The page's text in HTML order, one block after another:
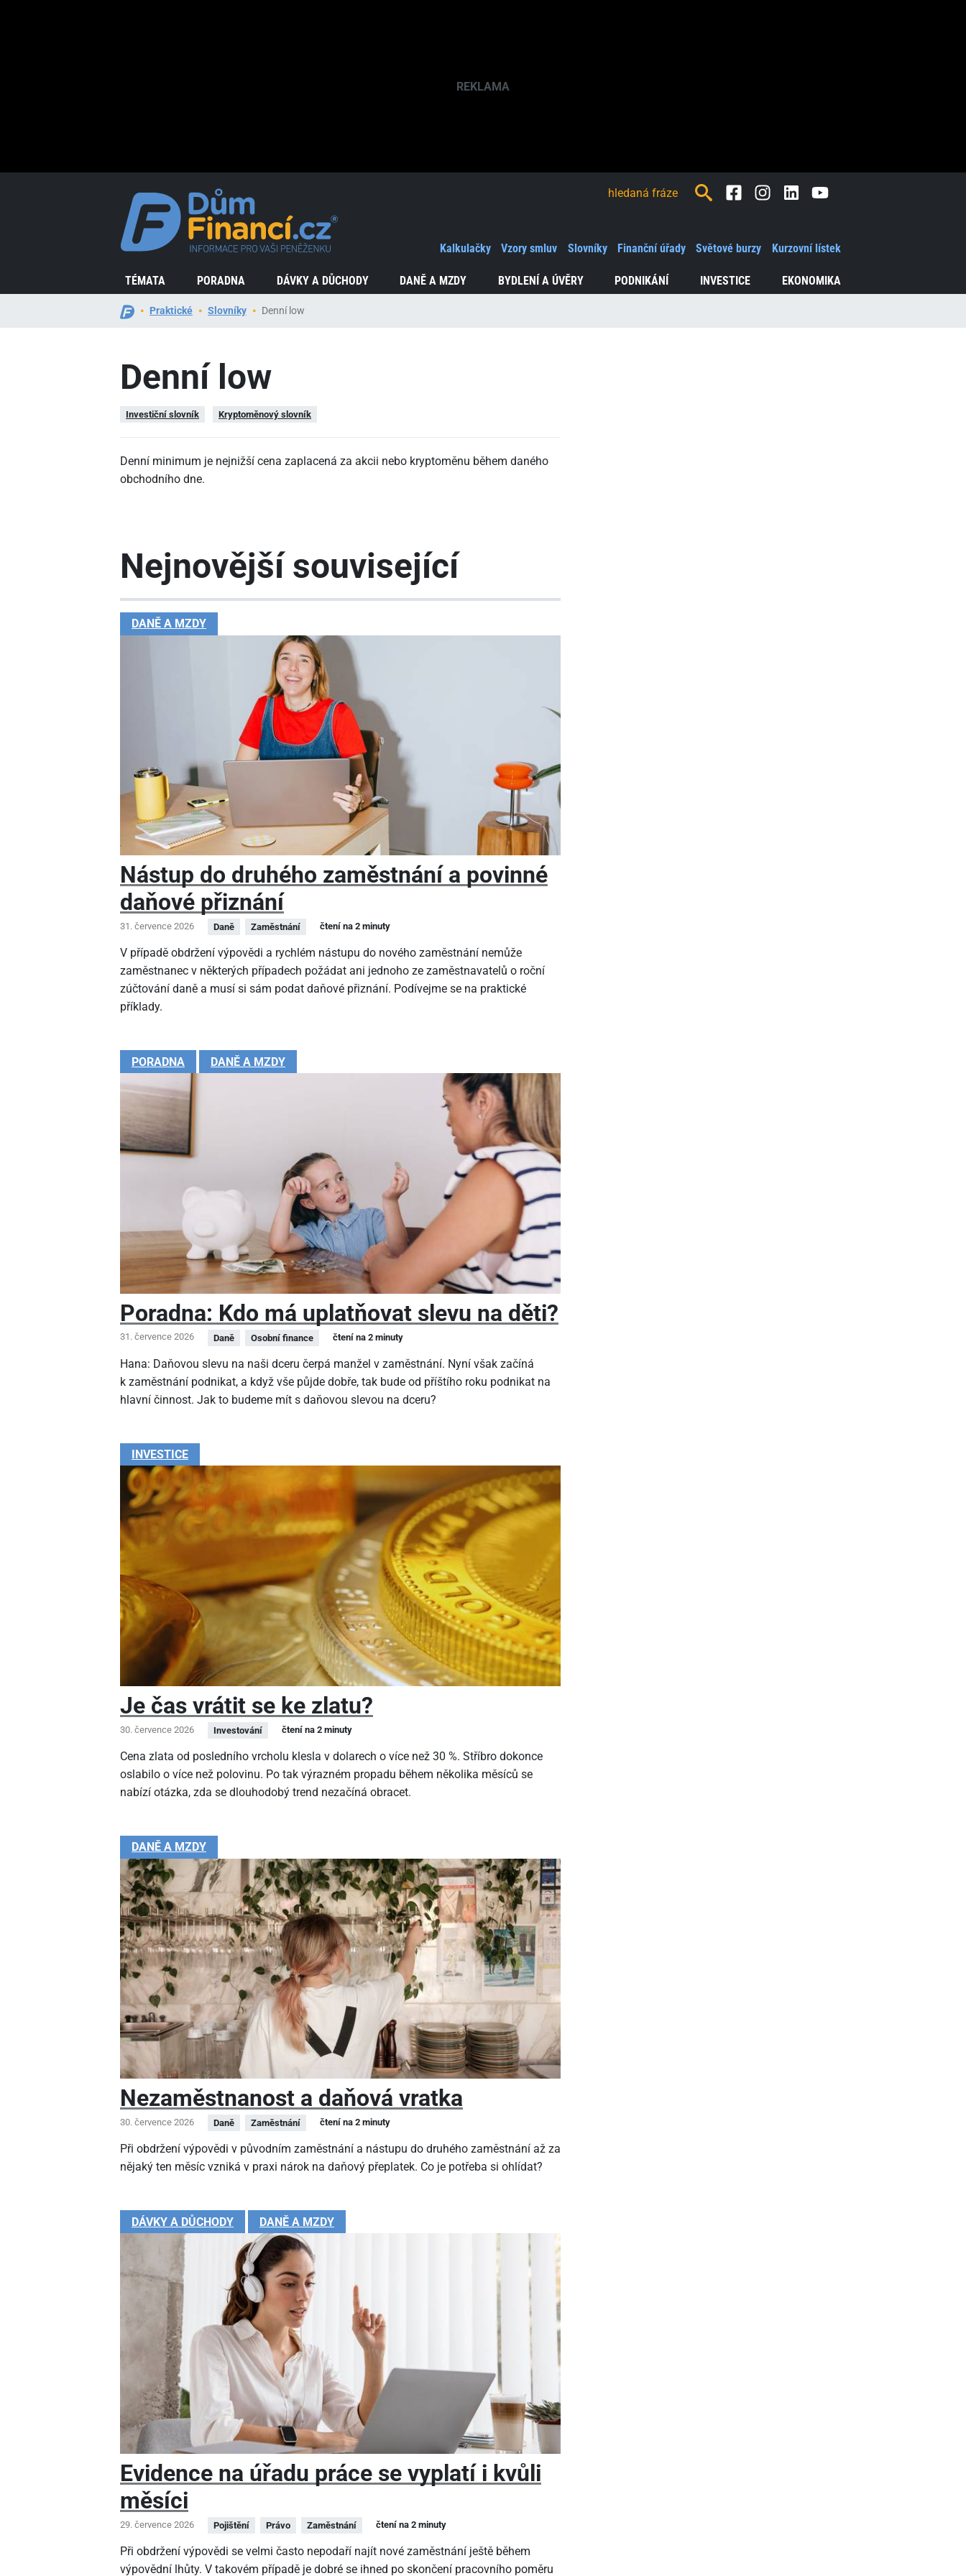
TÉMATA PORADNA DÁVKY A DŮCHODY DANĚ A MZDY BYDLENÍ A ÚVĚRY PODNIKÁNÍ INVESTICE EKONOMIKA
Kalkulačky Vzory smluv Slovníky Finanční úřady Světové burzy Kurzovní lístek
FacebookInstagramLinkedInYoutube
Praktické Slovníky Denní low
Denní low
Investiční slovník Kryptoměnový slovník
Denní minimum je nejnižší cena zaplacená za akcii nebo kryptoměnu během daného
obchodního dne.
Nejnovější související
DANĚ A MZDY
Nástup do druhého zaměstnání a povinné
daňové přiznání
31. července 2026 Daně Zaměstnání čtení na 2 minuty
V případě obdržení výpovědi a rychlém nástupu do nového zaměstnání nemůže
zaměstnanec v některých případech požádat ani jednoho ze zaměstnavatelů o roční
zúčtování daně a musí si sám podat daňové přiznání. Podívejme se na praktické
příklady.
PORADNA DANĚ A MZDY
Poradna: Kdo má uplatňovat slevu na děti?
31. července 2026 Daně Osobní finance čtení na 2 minuty
Hana: Daňovou slevu na naši dceru čerpá manžel v zaměstnání. Nyní však začíná
k zaměstnání podnikat, a když vše půjde dobře, tak bude od příštího roku podnikat na
hlavní činnost. Jak to budeme mít s daňovou slevou na dceru?
INVESTICE
Je čas vrátit se ke zlatu?
30. července 2026 Investování čtení na 2 minuty
Cena zlata od posledního vrcholu klesla v dolarech o více než 30 %. Stříbro dokonce
oslabilo o více než polovinu. Po tak výrazném propadu během několika měsíců se
nabízí otázka, zda se dlouhodobý trend nezačíná obracet.
DANĚ A MZDY
Nezaměstnanost a daňová vratka
30. července 2026 Daně Zaměstnání čtení na 2 minuty
Při obdržení výpovědi v původním zaměstnání a nástupu do druhého zaměstnání až za
nějaký ten měsíc vzniká v praxi nárok na daňový přeplatek. Co je potřeba si ohlídat?
DÁVKY A DŮCHODY DANĚ A MZDY
Evidence na úřadu práce se vyplatí i kvůli
měsíci
29. července 2026 Pojištění Právo Zaměstnání čtení na 2 minuty
Při obdržení výpovědi se velmi často nepodaří najít nové zaměstnání ještě během
výpovědní lhůty. V takovém případě je dobré se ihned po skončení pracovního poměru